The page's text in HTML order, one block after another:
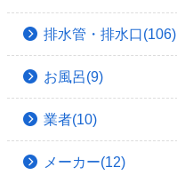
排水管・排水口(106)
お風呂(9)
業者(10)
メーカー(12)